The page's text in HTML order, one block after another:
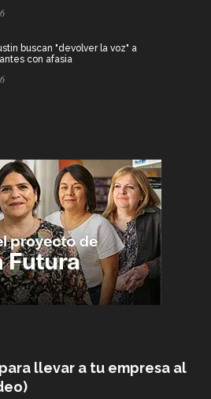
buscan "devolver la voz" a
con afasia
llevar a tu empresa al